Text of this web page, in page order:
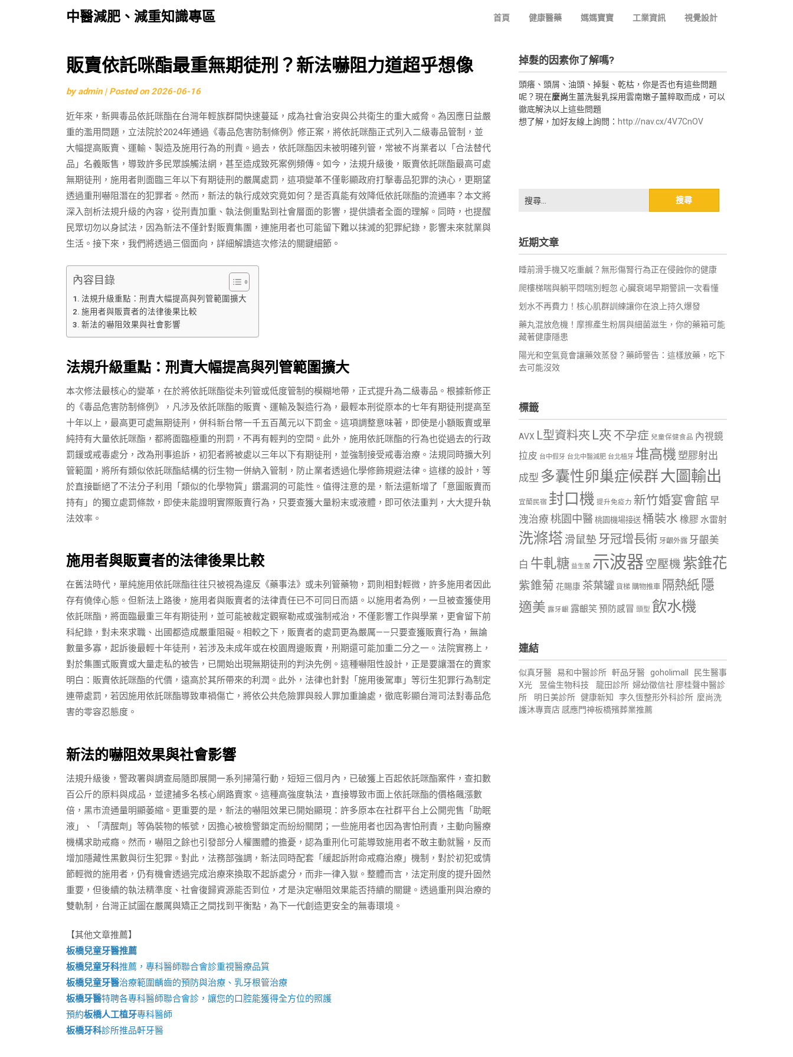
中醫減肥、減重知識專區 首頁 健康醫藥 媽媽寶寶 工業資訊 視覺設計
Skip
to
content
販賣依託咪酯最重無期徒刑？新法嚇阻力道超乎想像
byadmin | Posted on2026-06-16
近年來，新興毒品依託咪酯在台灣年輕族群間快速蔓延，成為社會治安與公共衛生的重大威脅。為因應日益嚴
重的濫用問題，立法院於2024年通過《毒品危害防制條例》修正案，將依託咪酯正式列入二級毒品管制，並
大幅提高販賣、運輸、製造及施用行為的刑責。過去，依託咪酯因未被明確列管，常被不肖業者以「合法替代
品」名義販售，導致許多民眾誤觸法網，甚至造成致死案例頻傳。如今，法規升級後，販賣依託咪酯最高可處
無期徒刑，施用者則面臨三年以下有期徒刑的嚴厲處罰，這項變革不僅彰顯政府打擊毒品犯罪的決心，更期望
透過重刑嚇阻潛在的犯罪者。然而，新法的執行成效究竟如何？是否真能有效降低依託咪酯的流通率？本文將
深入剖析法規升級的內容，從刑責加重、執法側重點到社會層面的影響，提供讀者全面的理解。同時，也提醒
民眾切勿以身試法，因為新法不僅針對販賣集團，連施用者也可能留下難以抹滅的犯罪紀錄，影響未來就業與
生活。接下來，我們將透過三個面向，詳細解讀這次修法的關鍵細節。
內容目錄
法規升級重點：刑責大幅提高與列管範圍擴大
施用者與販賣者的法律後果比較
新法的嚇阻效果與社會影響
法規升級重點：刑責大幅提高與列管範圍擴大
本次修法最核心的變革，在於將依託咪酯從未列管或低度管制的模糊地帶，正式提升為二級毒品。根據新修正
的《毒品危害防制條例》，凡涉及依託咪酯的販賣、運輸及製造行為，最輕本刑從原本的七年有期徒刑提高至
十年以上，最高更可處無期徒刑，併科新台幣一千五百萬元以下罰金。這項調整意味著，即使是小額販賣或單
純持有大量依託咪酯，都將面臨極重的刑罰，不再有輕判的空間。此外，施用依託咪酯的行為也從過去的行政
罰鍰或戒毒處分，改為刑事追訴，初犯者將被處以三年以下有期徒刑，並強制接受戒毒治療。法規同時擴大列
管範圍，將所有類似依託咪酯結構的衍生物一併納入管制，防止業者透過化學修飾規避法律。這樣的設計，等
於直接斷絕了不法分子利用「類似的化學物質」鑽漏洞的可能性。值得注意的是，新法還新增了「意圖販賣而
持有」的獨立處罰條款，即使未能證明實際販賣行為，只要查獲大量粉末或液體，即可依法重判，大大提升執
法效率。
施用者與販賣者的法律後果比較
在舊法時代，單純施用依託咪酯往往只被視為違反《藥事法》或未列管藥物，罰則相對輕微，許多施用者因此
存有僥倖心態。但新法上路後，施用者與販賣者的法律責任已不可同日而語。以施用者為例，一旦被查獲使用
依託咪酯，將面臨最重三年有期徒刑，並可能被裁定觀察勒戒或強制戒治，不僅影響工作與學業，更會留下前
科紀錄，對未來求職、出國都造成嚴重阻礙。相較之下，販賣者的處罰更為嚴厲——只要查獲販賣行為，無論
數量多寡，起訴後最輕十年徒刑，若涉及未成年或在校園周邊販賣，刑期還可能加重二分之一。法院實務上，
對於集團式販賣或大量走私的被告，已開始出現無期徒刑的判決先例。這種嚇阻性設計，正是要讓潛在的賣家
明白：販賣依託咪酯的代價，遠高於其所帶來的利潤。此外，法律也針對「施用後駕車」等衍生犯罪行為制定
連帶處罰，若因施用依託咪酯導致車禍傷亡，將依公共危險罪與殺人罪加重論處，徹底彰顯台灣司法對毒品危
害的零容忍態度。
新法的嚇阻效果與社會影響
法規升級後，警政署與調查局隨即展開一系列掃蕩行動，短短三個月內，已破獲上百起依託咪酯案件，查扣數
百公斤的原料與成品，並逮捕多名核心網路賣家。這種高強度執法，直接導致市面上依託咪酯的價格飆漲數
倍，黑市流通量明顯萎縮。更重要的是，新法的嚇阻效果已開始顯現：許多原本在社群平台上公開兜售「助眠
液」、「清醒劑」等偽裝物的帳號，因擔心被檢警鎖定而紛紛關閉；一些施用者也因為害怕刑責，主動向醫療
機構求助戒癮。然而，嚇阻之餘也引發部分人權團體的擔憂，認為重刑化可能導致施用者不敢主動就醫，反而
增加隱藏性黑數與衍生犯罪。對此，法務部強調，新法同時配套「緩起訴附命戒癮治療」機制，對於初犯或情
節輕微的施用者，仍有機會透過完成治療來換取不起訴處分，而非一律入獄。整體而言，法定刑度的提升固然
重要，但後續的執法精準度、社會復歸資源能否到位，才是決定嚇阻效果能否持續的關鍵。透過重刑與治療的
雙軌制，台灣正試圖在嚴厲與矯正之間找到平衡點，為下一代創造更安全的無毒環境。
【其他文章推薦】
板橋兒童牙醫推薦
板橋兒童牙科推薦，專科醫師聯合會診重視醫療品質
板橋兒童牙醫治療範圍齲齒的預防與治療、乳牙根管治療
板橋牙醫特聘各專科醫師聯合會診，讓您的口腔能獲得全方位的照護
預約板橋人工植牙專科醫師
板橋牙科診所推品軒牙醫
掉髮的因素你了解嗎?
頭癢、頭屑、油頭、掉髮、乾枯，你是否也有這些問題
呢？現在麼尚生薑洗髮乳採用雲南嫩子薑粹取而成，可以
徹底解決以上這些問題
想了解，加好友線上詢問： http://nav.cx/4V7CnOV
搜
尋
字:
近期文章
睡前滑手機又吃重鹹？無形傷腎行為正在侵蝕你的健康
爬樓梯喘與躺平悶喘別輕忽 心臟衰竭早期警訊一次看懂
划水不再費力！核心肌群訓練讓你在浪上持久爆發
藥丸混放危機！摩擦產生粉屑與細菌滋生，你的藥箱可能
藏著健康隱患
陽光和空氣竟會讓藥效蒸發？藥師警告：這樣放藥，吃下
去可能沒效
標籤
AVX L型資料夾 L夾 不孕症 兒童保健食品 內視鏡
拉皮 台中假牙 台北中醫減肥 台北植牙 堆高機塑膠射出
成型 多囊性卵巢症候群大圖輸出
宜蘭民宿 封口機 提升免疫力 新竹婚宴會館 早
洩治療 桃園中醫 桃園機場接送 桶裝水 橡膠 水雷射
洗滌塔 滑鼠墊 牙冠增長術 牙齦外露 牙齦美
白 牛軋糖 益生菌 示波器 空壓機 紫錐花
紫錐菊 花賜康 茶葉罐 貨梯 購物推車 隔熱紙 隱
適美 露牙齦 露齦笑預防感冒 頭型 飲水機
連結
似真牙醫 易和中醫診所 軒品牙醫 goholimall
民生醫事
X光
昱倫生物科技 龍田診所 婦幼徵信社 廖桂聲中醫診
所
明日美診所 健康新知 李久恆整形外科診所 麼尚洗
護沐專賣店 感應門神板橋殯葬業推薦